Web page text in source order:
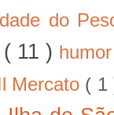
do
( 11 )
Mercato (